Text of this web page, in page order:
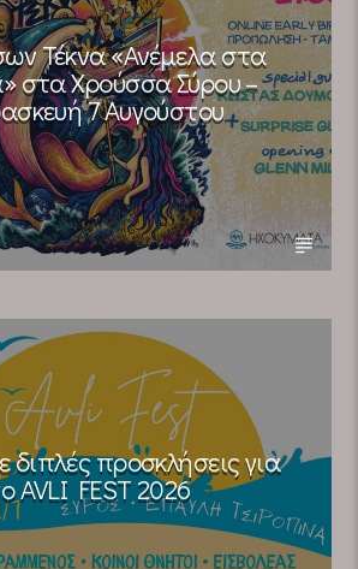
Τέκνα «Ανέμελα στα
στα Χρούσσα Σύρου –
7 Αυγούστου
διπλές προσκλήσεις για
AVLI FEST 2026